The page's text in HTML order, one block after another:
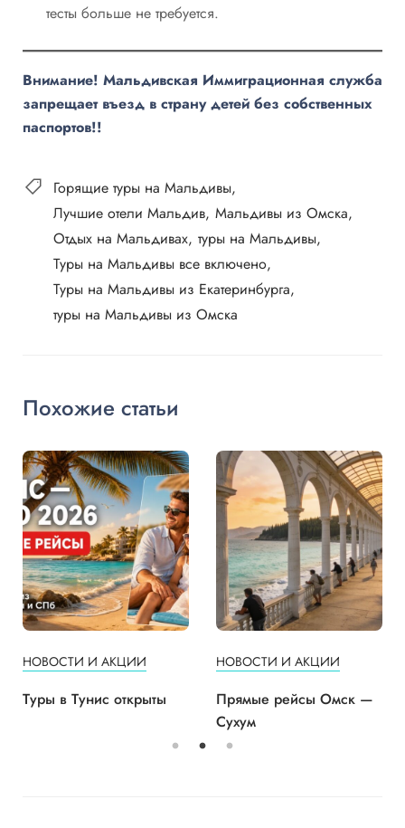
тесты больше не требуется.
Внимание! Мальдивская Иммиграционная служба
запрещает въезд в страну детей без собственных
паспортов!!
Горящие туры на Мальдивы
Лучшие отели Мальдив Мальдивы из Омска
Отдых на Мальдивах туры на Мальдивы
Туры на Мальдивы все включено
Туры на Мальдивы из Екатеринбурга
туры на Мальдивы из Омска
Похожие статьи
НОВОСТИ И АКЦИИ
Туры в Тунис открыты
НОВОСТИ И АКЦИИ
Прямые рейсы Омск —
Сухум